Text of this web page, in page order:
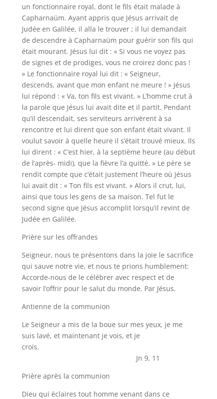
un fonctionnaire royal, dont le fils était malade à
Capharnaüm. Ayant appris que Jésus arrivait de
Judée en Galilée, il alla le trouver ; il lui demandait
de descendre à Capharnaüm pour guérir son fils qui
était mourant. Jésus lui dit : « Si vous ne voyez pas
de signes et de prodiges, vous ne croirez donc pas !
» Le fonctionnaire royal lui dit : « Seigneur,
descends, avant que mon enfant ne meure ! » Jésus
lui répond : « Va, ton fils est vivant. » L’homme crut à
la parole que Jésus lui avait dite et il partit. Pendant
qu’il descendait, ses serviteurs arrivèrent à sa
rencontre et lui dirent que son enfant était vivant. Il
voulut savoir à quelle heure il s’était trouvé mieux. Ils
lui dirent : « C’est hier, à la septième heure (au début
de l’après- midi), que la fièvre l’a quitté. » Le père se
rendit compte que c’était justement l’heure où Jésus
lui avait dit : « Ton fils est vivant. » Alors il crut, lui,
ainsi que tous les gens de sa maison. Tel fut le
second signe que Jésus accomplit lorsqu’il revint de
Judée en Galilée.
Prière sur les offrandes
Seigneur, nous te présentons dans la joie le sacrifice
qui sauve notre vie, et nous te prions humblement:
Accorde-nous de le célébrer avec respect et de
savoir l’offrir pour le salut du monde. Par Jésus.
Antienne de la communion
Le Seigneur a mis de la boue sur mes yeux, je me
suis lavé, et maintenant je vois, et je
crois.
Jn 9, 11
Prière après la communion
Dieu qui éclaires tout homme venant dans ce